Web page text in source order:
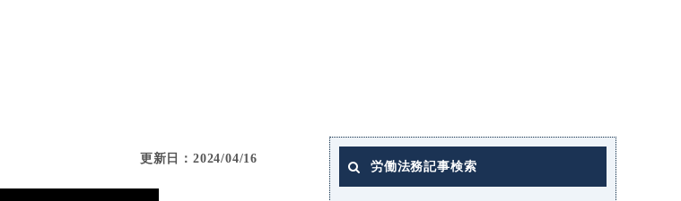
更新日：2024/04/16
労働法務記事検索